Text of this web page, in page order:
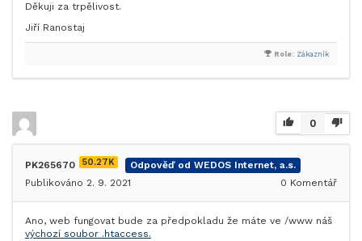
Děkuji za trpělivost.
Jiří Ranostaj
Role: Zákazník
0
PK265670 50.27K
Odpověď od WEDOS Internet, a.s.
Publikováno 2. 9. 2021
0 Komentář
Ano, web fungovat bude za předpokladu že máte ve /www náš
výchozí soubor .htaccess.